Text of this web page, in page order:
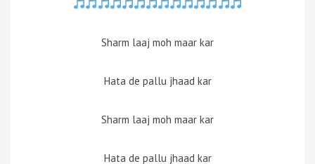
Sharm laaj moh maar kar
Hata de pallu jhaad kar
Sharm laaj moh maar kar
Hata de pallu jhaad kar